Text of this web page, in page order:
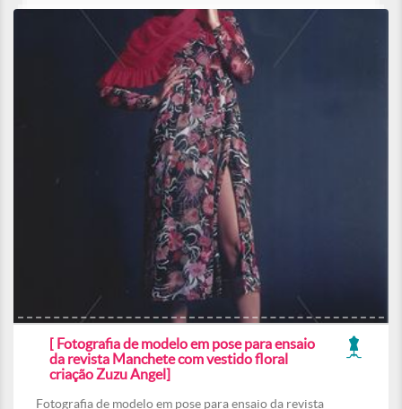
[ Fotografia de modelo em pose para ensaio
da revista Manchete com vestido floral
criação Zuzu Angel]
Fotografia de modelo em pose para ensaio da revista